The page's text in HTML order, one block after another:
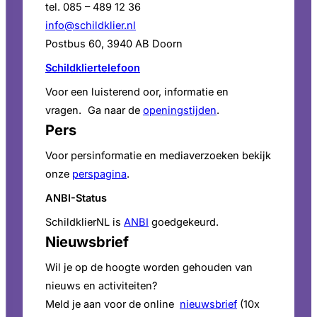
tel. 085 – 489 12 36
info@schildklier.nl
Postbus 60, 3940 AB Doorn
Schildkliertelefoon
Voor een luisterend oor, informatie en
vragen. Ga naar de openingstijden.
Pers
Voor persinformatie en mediaverzoeken bekijk
onze perspagina.
ANBI-Status
SchildklierNL is ANBI goedgekeurd.
Nieuwsbrief
Wil je op de hoogte worden gehouden van
nieuws en activiteiten?
Meld je aan voor de online nieuwsbrief (10x